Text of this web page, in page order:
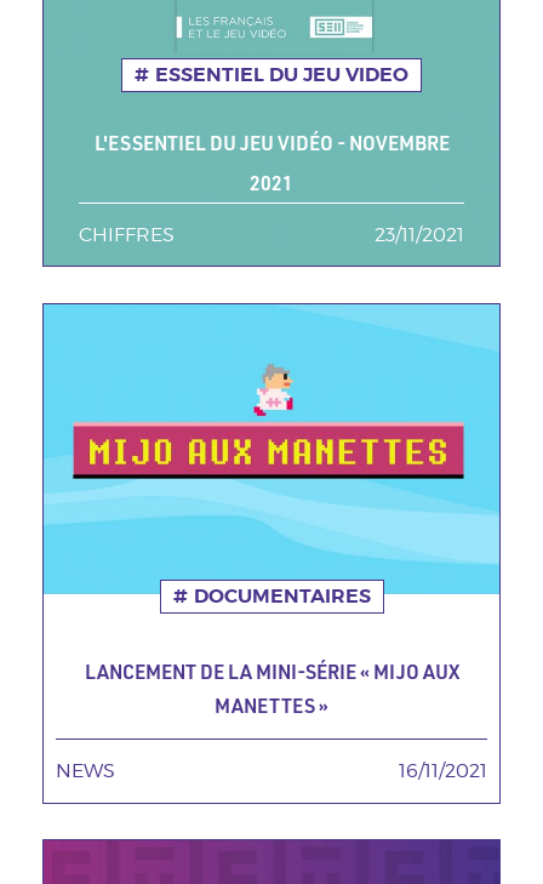
ESSENTIEL DU JEU VIDEO
L'ESSENTIEL DU JEU VIDÉO - NOVEMBRE
2021
TAGS MINEURES
CHIFFRES Date
23/11/2021
DOCUMENTAIRES
LANCEMENT DE LA MINI-SÉRIE « MIJO AUX
MANETTES »
TAGS MINEURES
NEWS Date
16/11/2021